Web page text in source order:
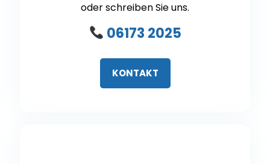
oder schreiben Sie uns.
06173 2025
KONTAKT